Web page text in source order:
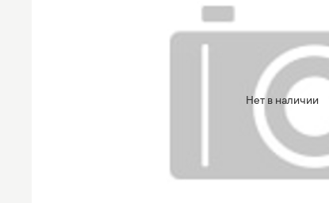
Нет в наличии